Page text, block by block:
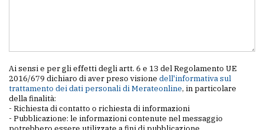
Ai sensi e per gli effetti degli artt. 6 e 13 del Regolamento UE
2016/679 dichiaro di aver preso visione dell'informativa sul
trattamento dei dati personali di Merateonline, in particolare
della finalità:
- Richiesta di contatto o richiesta di informazioni
- Pubblicazione: le informazioni contenute nel messaggio